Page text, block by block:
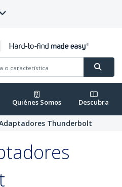
Quiénes Somos Descubra
Thunderbolt